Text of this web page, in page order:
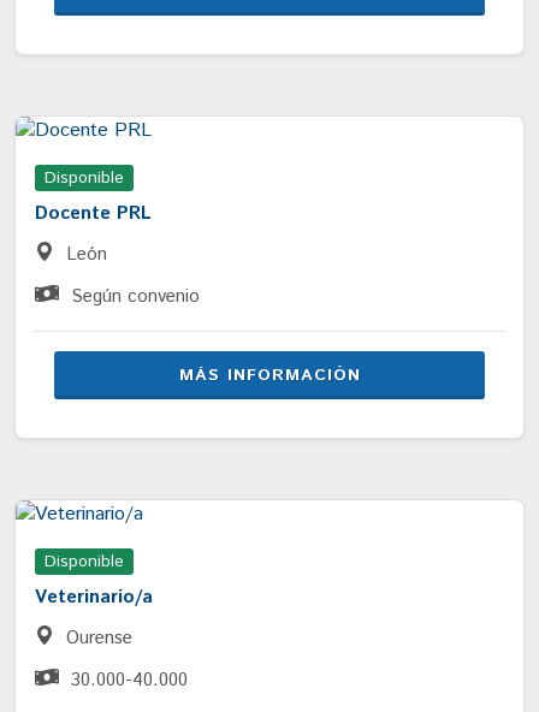
Disponible
Docente PRL
León
Según convenio
MÁS INFORMACIÓN
Disponible
Veterinario/a
Ourense
30.000-40.000